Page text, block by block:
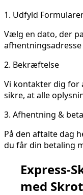
1. Udfyld
Vælg en dato, der
2. Bekræftelse
Vi kontakter dig
sikre, at alle
3. Afhentning &
På den aftalte dag
du får din betaling
Express-
med